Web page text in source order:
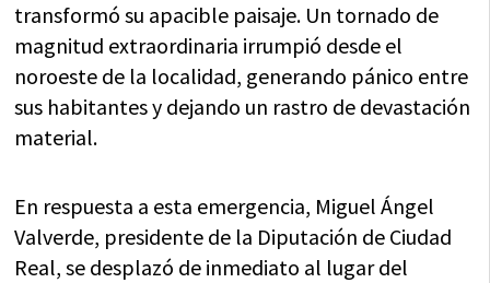
transformó su apacible paisaje. Un tornado de
magnitud extraordinaria irrumpió desde el
noroeste de la localidad, generando pánico entre
sus habitantes y dejando un rastro de devastación
material.
En respuesta a esta emergencia, Miguel Ángel
Valverde, presidente de la Diputación de Ciudad
Real, se desplazó de inmediato al lugar del